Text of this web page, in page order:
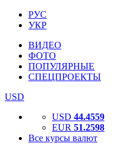
РУС
УКР
ВИДЕО
ФОТО
ПОПУЛЯРНЫЕ
СПЕЦПРОЕКТЫ
USD
USD 44.4559
EUR 51.2598
Все курсы валют